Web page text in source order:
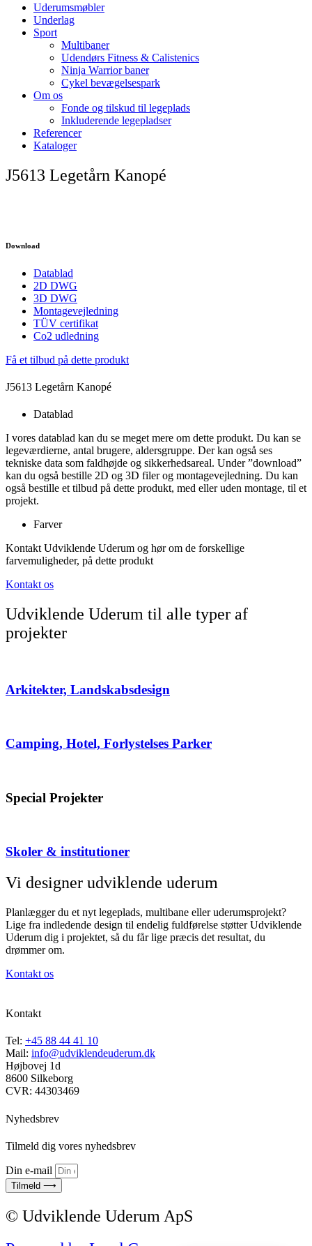
Uderumsmøbler
Underlag
Sport
Multibaner
Udendørs Fitness & Calistenics
Ninja Warrior baner
Cykel bevægelsespark
Om os
Fonde og tilskud til legeplads
Inkluderende legepladser
Referencer
Kataloger
J5613 Legetårn Kanopé
Download
Datablad
2D DWG
3D DWG
Montagevejledning
TÜV certifikat
Co2 udledning
Få et tilbud på dette produkt
J5613 Legetårn Kanopé
Datablad
I vores datablad kan du se meget mere om dette produkt. Du kan se
legeværdierne, antal brugere, aldersgruppe. Der kan også ses
tekniske data som faldhøjde og sikkerhedsareal. Under ”download”
kan du også bestille 2D og 3D filer og montagevejledning. Du kan
også bestille et tilbud på dette produkt, med eller uden montage, til et
projekt.
Farver
Kontakt Udviklende Uderum og hør om de forskellige
farvemuligheder, på dette produkt
Kontakt os
Udviklende Uderum til alle typer af
projekter
Arkitekter, Landskabsdesign
Camping, Hotel, Forlystelses Parker
Special Projekter
Skoler & institutioner
Vi designer udviklende uderum
Planlægger du et nyt legeplads, multibane eller uderumsprojekt?
Lige fra indledende design til endelig fuldførelse støtter Udviklende
Uderum dig i projektet, så du får lige præcis det resultat, du
drømmer om.
Kontakt os
Kontakt
Tel: +45 88 44 41 10
Mail: info@udviklendeuderum.dk
Højbovej 1d
8600 Silkeborg
CVR: 44303469
Nyhedsbrev
Tilmeld dig vores nyhedsbrev
Din e-mail
Tilmeld ⟶
© Udviklende Uderum ApS